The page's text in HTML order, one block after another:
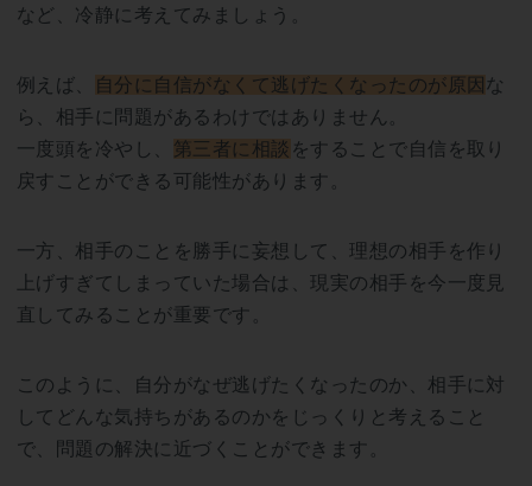
など、冷静に考えてみましょう。
例えば、 自分に自信がなくて逃げたくなったのが原因 な
ら、相手に問題があるわけではありません。
一度頭を冷やし、 第三者に相談 をすることで自信を取り
戻すことができる可能性があります。
一方、相手のことを勝手に妄想して、理想の相手を作り
上げすぎてしまっていた場合は、現実の相手を今一度見
直してみることが重要です。
このように、自分がなぜ逃げたくなったのか、相手に対
してどんな気持ちがあるのかをじっくりと考えること
で、問題の解決に近づくことができます。